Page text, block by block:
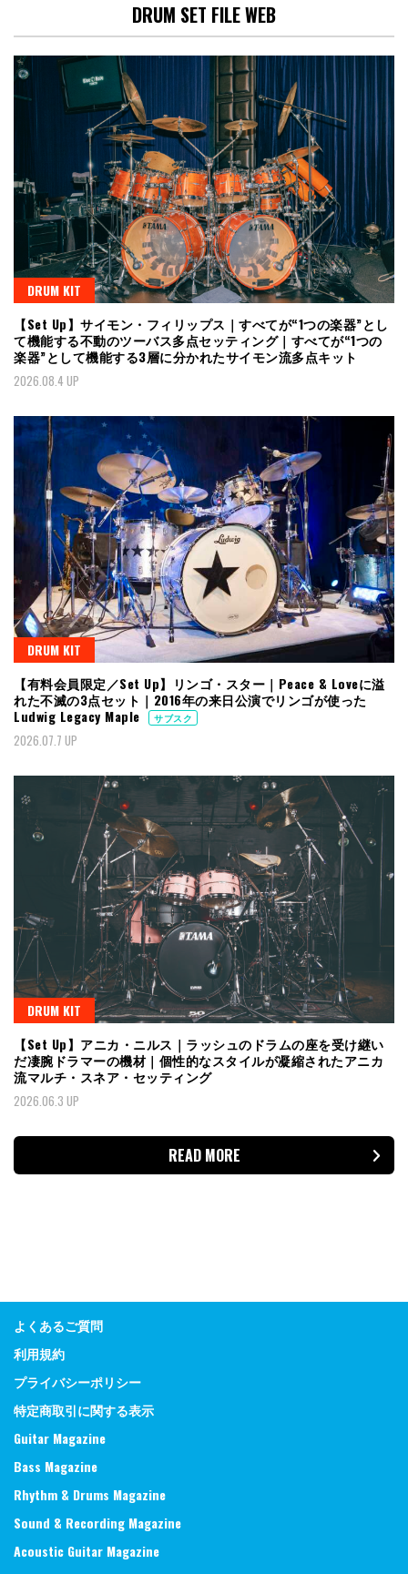
DRUM SET FILE WEB
DRUM KIT
【Set Up】サイモン・フィリップス｜すべてが“1つの楽器”とし
て機能する不動のツーバス多点セッティング｜すべてが“1つの
楽器”として機能する3層に分かれたサイモン流多点キット
2026.08.4 UP
DRUM KIT
【有料会員限定／Set Up】リンゴ・スター｜Peace & Loveに溢
れた不滅の3点セット｜2016年の来日公演でリンゴが使った
Ludwig Legacy Maple
サブスク
2026.07.7 UP
DRUM KIT
【Set Up】アニカ・ニルス｜ラッシュのドラムの座を受け継い
だ凄腕ドラマーの機材｜個性的なスタイルが凝縮されたアニカ
流マルチ・スネア・セッティング
2026.06.3 UP
READ MORE
よくあるご質問
利用規約
プライバシーポリシー
特定商取引に関する表示
Guitar Magazine
Bass Magazine
Rhythm & Drums Magazine
Sound & Recording Magazine
Acoustic Guitar Magazine